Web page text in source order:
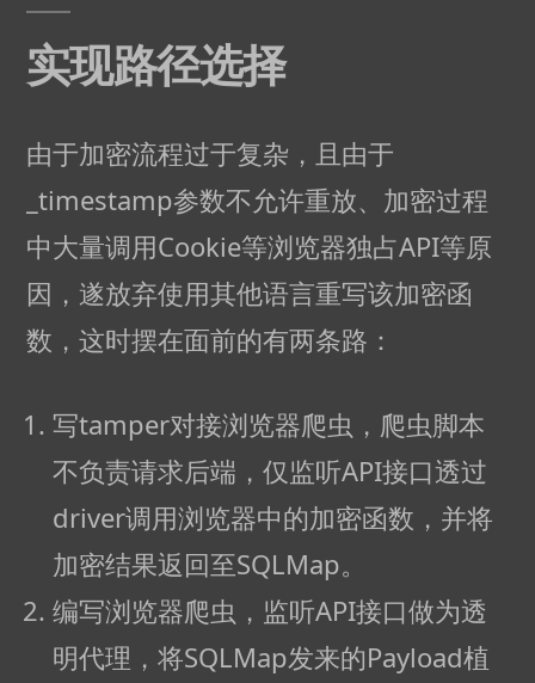
实现路径选择
由于加密流程过于复杂，且由于
_timestamp参数不允许重放、加密过程
中大量调用Cookie等浏览器独占API等原
因，遂放弃使用其他语言重写该加密函
数，这时摆在面前的有两条路：
写tamper对接浏览器爬虫，爬虫脚本
不负责请求后端，仅监听API接口透过
driver调用浏览器中的加密函数，并将
加密结果返回至SQLMap。
编写浏览器爬虫，监听API接口做为透
明代理，将SQLMap发来的Payload植